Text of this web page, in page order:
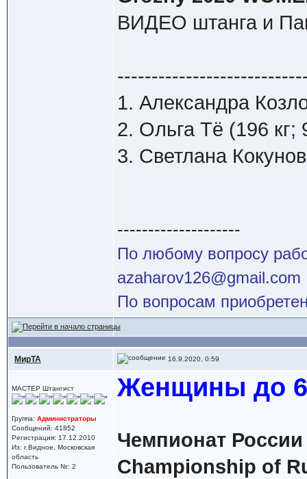
ВИДЕО штанга и
1. Александра
2. Ольга Тё (196 кг;
3. Светлана
--------------------
По любому вопросу
azaharov126@gmail.com
По вопросам
МирТА 16.9.2020, 0:59
МАСТЕР Штангист
Группа: Администраторы
Сообщений: 41852
Регистрация: 17.12.2010
Из: г.Видное, Московская
область
Пользователь №: 2
Женщины до
Чемпионат
Championship of